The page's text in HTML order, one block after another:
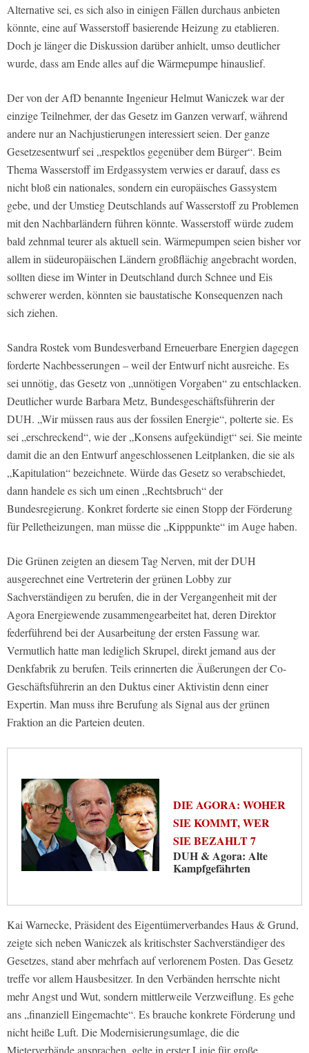
Alternative sei, es sich also in einigen Fällen durchaus anbieten
könnte, eine auf Wasserstoff basierende Heizung zu etablieren.
Doch je länger die Diskussion darüber anhielt, umso deutlicher
wurde, dass am Ende alles auf die Wärmepumpe hinauslief.
Der von der AfD benannte Ingenieur Helmut Waniczek war der
einzige Teilnehmer, der das Gesetz im Ganzen verwarf, während
andere nur an Nachjustierungen interessiert seien. Der ganze
Gesetzesentwurf sei „respektlos gegenüber dem Bürger“. Beim
Thema Wasserstoff im Erdgassystem verwies er darauf, dass es
nicht bloß ein nationales, sondern ein europäisches Gassystem
gebe, und der Umstieg Deutschlands auf Wasserstoff zu Problemen
mit den Nachbarländern führen könnte. Wasserstoff würde zudem
bald zehnmal teurer als aktuell sein. Wärmepumpen seien bisher vor
allem in südeuropäischen Ländern großflächig angebracht worden,
sollten diese im Winter in Deutschland durch Schnee und Eis
schwerer werden, könnten sie baustatische Konsequenzen nach
sich ziehen.
Sandra Rostek vom Bundesverband Erneuerbare Energien dagegen
forderte Nachbesserungen – weil der Entwurf nicht ausreiche. Es
sei unnötig, das Gesetz von „unnötigen Vorgaben“ zu entschlacken.
Deutlicher wurde Barbara Metz, Bundesgeschäftsführerin der
DUH. „Wir müssen raus aus der fossilen Energie“, polterte sie. Es
sei „erschreckend“, wie der „Konsens aufgekündigt“ sei. Sie meinte
damit die an den Entwurf angeschlossenen Leitplanken, die sie als
„Kapitulation“ bezeichnete. Würde das Gesetz so verabschiedet,
dann handele es sich um einen „Rechtsbruch“ der
Bundesregierung. Konkret forderte sie einen Stopp der Förderung
für Pelletheizungen, man müsse die „Kipppunkte“ im Auge haben.
Die Grünen zeigten an diesem Tag Nerven, mit der DUH
ausgerechnet eine Vertreterin der grünen Lobby zur
Sachverständigen zu berufen, die in der Vergangenheit mit der
Agora Energiewende zusammengearbeitet hat, deren Direktor
federführend bei der Ausarbeitung der ersten Fassung war.
Vermutlich hatte man lediglich Skrupel, direkt jemand aus der
Denkfabrik zu berufen. Teils erinnerten die Äußerungen der Co-
Geschäftsführerin an den Duktus einer Aktivistin denn einer
Expertin. Man muss ihre Berufung als Signal aus der grünen
Fraktion an die Parteien deuten.
DIE AGORA: WOHER
SIE KOMMT, WER
SIE BEZAHLT 7
DUH & Agora: Alte
Kampfgefährten
Kai Warnecke, Präsident des Eigentümerverbandes Haus & Grund,
zeigte sich neben Waniczek als kritischster Sachverständiger des
Gesetzes, stand aber mehrfach auf verlorenem Posten. Das Gesetz
treffe vor allem Hausbesitzer. In den Verbänden herrschte nicht
mehr Angst und Wut, sondern mittlerweile Verzweiflung. Es gehe
ans „finanziell Eingemachte“. Es brauche konkrete Förderung und
nicht heiße Luft. Die Modernisierungsumlage, die die